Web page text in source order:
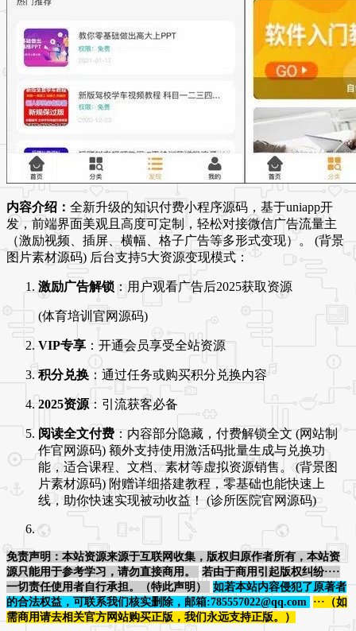
内容介绍： 全新升级的知识付费小程序源码，基于uniapp开
发，前端界面美观且高度可定制，轻松对接微信广告流量主
（激励视频、插屏、横幅、格子广告等多形式变现）。 (背景
图片素材源码) 后台支持5大资源变现模式：
激励广告解锁 ：用户观看广告后2025获取资源
(体育培训官网源码)
VIP专享 ：开通会员享受全站资源
积分兑换 ：通过任务或购买积分兑换内容
2025资源：引流获客必备
阅读全文付费 ：内容部分隐藏，付费解锁全文 (网站制
作官网源码) 额外支持使用激活码批量生成与兑换功
能，适合课程、文档、素材等虚拟资源销售。 (背景图
片素材源码) 附赠详细搭建教程，零基础也能快速上
线，助你快速实现被动收益！ (诊所医院官网源码)
免责声明：本站资源来源于互联网收集，版权归原作者所有，本站资
源只能用于参考学习，请勿直接商用。
若由于商用引起版权纠纷····
一切责任使用者自行承担。（特此声明）
如若本站内容侵犯了原著者
的合法权益，可联系我们核实删除，邮箱:785557022@qq.com
···（如
需商用请去相关官方网站购买正版，我们永远支持正版。）